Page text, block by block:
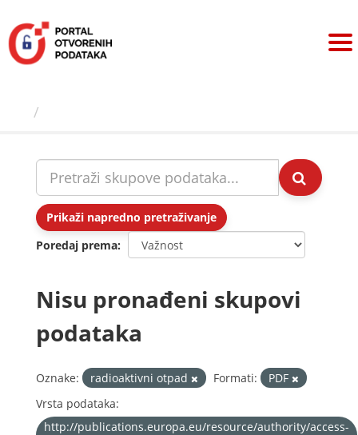
sadržaj
Prikaži napredno pretraživanje
Poredaj prema
Nisu pronađeni skupovi
podataka
Oznake: radioaktivni otpad Formati:
PDF
Vrsta podataka:
http://publications.europa.eu/resource/authority/access-